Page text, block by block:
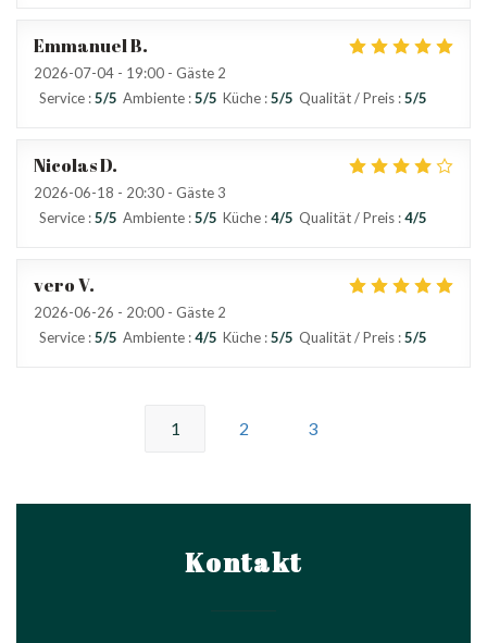
EmmanuelB
2026-07-04 - 19:00 - Gäste 2
Service :5/5 Ambiente :5/5 Küche :5/5 Qualität / Preis :5/5
NicolasD
2026-06-18 - 20:30 - Gäste 3
Service :5/5 Ambiente :5/5 Küche :4/5 Qualität / Preis :4/5
veroV
2026-06-26 - 20:00 - Gäste 2
Service :5/5 Ambiente :4/5 Küche :5/5 Qualität / Preis :5/5
1 2 3
Kontakt